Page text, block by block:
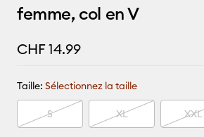
femme, col en V
CHF 14.99
Taille: Sélectionnez la taille
S XL XXL